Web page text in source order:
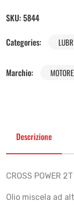
SKU: 5844
Categories:
Marchio:
Descrizione
CROSS POWER 2T
Olio miscela ad